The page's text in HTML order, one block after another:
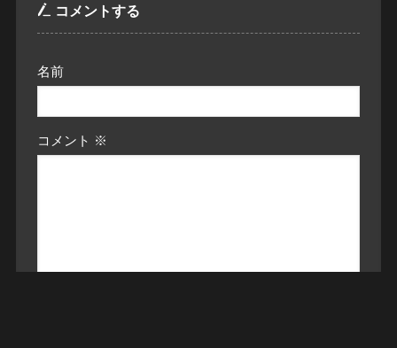
コメントする
名前
コメント ※